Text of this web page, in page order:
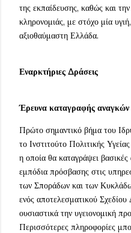
της εκπαίδευσης, καθώς και την
κληρονομιάς, με στόχο μία
αξιοθαύμαστη Ελλάδα.
Εναρκτήριες Δράσεις
Έρευνα καταγραφής αναγκών
Πρώτο σημαντικό βήμα του
το Ινστιτούτο Πολιτικής
η οποία θα καταγράψει
εμπόδια πρόσβασης στις
των Σποράδων και των
ενός αποτελεσματικού
ουσιαστικά την υγειονομική
Περισσότερες πληροφορίες